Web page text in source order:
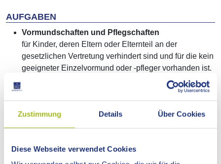
Zustimmung Details Über Cookies
Diese Webseite verwendet Cookies
AUFGABEN
Vormundschaften und Pflegschaften
für Kinder, deren Eltern oder Elternteil an der
gesetzlichen Vertretung verhindert sind und für die kein
geeigneter Einzelvormund oder -pfleger vorhanden ist.
nicht verheiratete minderjährige Mütter,
Tod beider Eltern oder des alleinsorgeberechtigten
Elternteils,
voller oder teilweiser Entzug des elterlichen
unbekannter Aufenthalt der/des sorgeberechtigten